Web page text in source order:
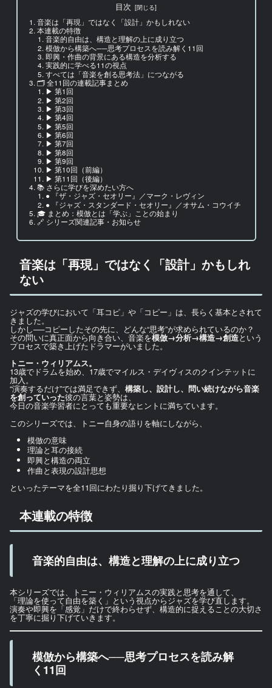
目次
音楽は「再現」ではなく「設計」かもしれない
本連載の特徴
音楽的自由は、構造と理解の上に成り立つ
模倣から構築へ──思考プロセスを読み解く11回
即興・作曲の背景にある構造を分析する
実践的に学べる11の視点
すべては「音楽を創る思考法」につながる
🗂 全11回の連載記事まとめ
▶ 第1回
▶ 第2回
▶ 第3回
▶ 第4回
▶ 第5回
▶ 第6回
▶ 第7回
▶ 第8回
▶ 第9回
▶ 第10回（前編）
▶ 第11回（後編）
📚 さらに学びを深めたい方へ
● 『ザ・ジャズ・セオリー』／マーク・レヴィン
● 『ジャズ・スタンダード・セオリー』／オサム・コウイチ
🎓 まとめ：模倣とは「学ぶ」ことの始まり
🔗 シリーズ関連記事・お知らせ
音楽は「再現」ではなく「設計」かもしれ
ない
ジャズの学びにおいて「耳コピ」や「コピー」は、長らく基本とされて
きました。
しかし──コピーしたその先に、どんな“思考”が求められているのか？
その問いに真正面から向き合い、音楽を模倣→分析→構造→創造という
プロセスで築き上げたドラマーがいました。
トニー・ウィリアムス。
13歳でドラムを始め、17歳でマイルス・デイヴィスのクインテットに
加入。
“演奏するだけ”では満足できず、 構築し、設計し、問い続けながら音楽
を創っていった彼の言葉と姿勢は、
今日の音楽学習者にとっても重要なヒントに満ちています。
このシリーズでは、トニー自身の語りを軸にしながら、
模倣の意味
理論と耳の接続
即興と構造の両立
作曲と表現の設計思想
といったテーマを全11回にわたり掘り下げてきました。
本連載の特徴
音楽的自由は、構造と理解の上に成り立つ
本シリーズでは、トニー・ウィリアムスの実践と思考を通して、
「理論を使って自由を築く」という視点からジャズを学び直します。
演奏や即興を「感覚」だけで終わらせず、構造的に捉えることの大切さ
を丁寧に掘り下げていきます。
模倣から構築へ──思考プロセスを読み解
く11回